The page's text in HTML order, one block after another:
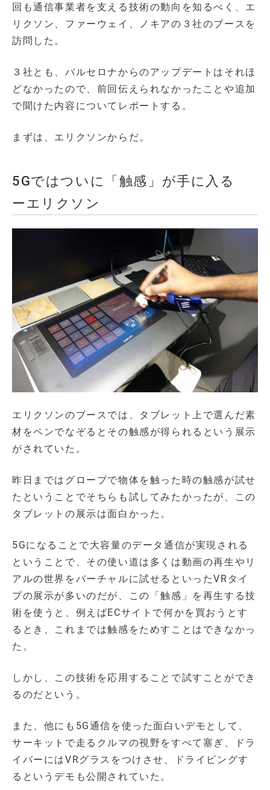
回も通信事業者を支える技術の動向を知るべく、エ
リクソン、ファーウェイ、ノキアの３社のブースを
訪問した。
３社とも、バルセロナからのアップデートはそれほ
どなかったので、前回伝えられなかったことや追加
で聞けた内容についてレポートする。
まずは、エリクソンからだ。
5Gではついに「触感」が手に入る
ーエリクソン
エリクソンのブースでは、タブレット上で選んだ素
材をペンでなぞるとその触感が得られるという展示
がされていた。
昨日まではグローブで物体を触った時の触感が試せ
たということでそちらも試してみたかったが、この
タブレットの展示は面白かった。
5Gになることで大容量のデータ通信が実現される
ということで、その使い道は多くは動画の再生やリ
アルの世界をバーチャルに試せるといったVRタイ
プの展示が多いのだが、この「触感」を再生する技
術を使うと、例えばECサイトで何かを買おうとす
るとき、これまでは触感をためすことはできなかっ
た。
しかし、この技術を応用することで試すことができ
るのだという。
また、他にも5G通信を使った面白いデモとして、
サーキットで走るクルマの視野をすべて塞ぎ、ドラ
イバーにはVRグラスをつけさせ、ドライビングす
るというデモも公開されていた。